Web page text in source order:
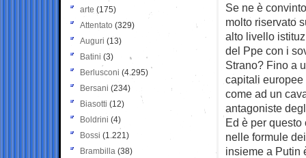
Se ne è
molto riservato
alto livello
del Ppe con i
Strano? Fino a
capitali europee
come ad un
antagoniste
Ed è per
nelle formule
insieme a Putin
arte (175)
Attentato (329)
Auguri (13)
Batini (3)
Berlusconi (4.295)
Bersani (234)
Biasotti (12)
Boldrini (4)
Bossi (1.221)
Brambilla (38)